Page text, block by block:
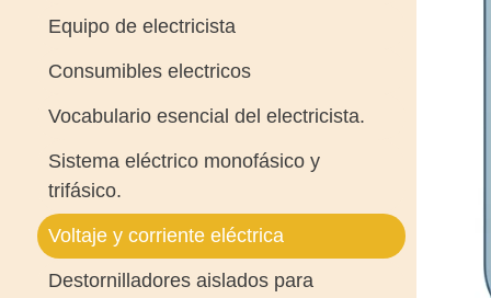
Equipo de electricista
Consumibles electricos
Vocabulario esencial del electricista.
Sistema eléctrico monofásico y
trifásico.
Voltaje y corriente eléctrica
Destornilladores aislados para